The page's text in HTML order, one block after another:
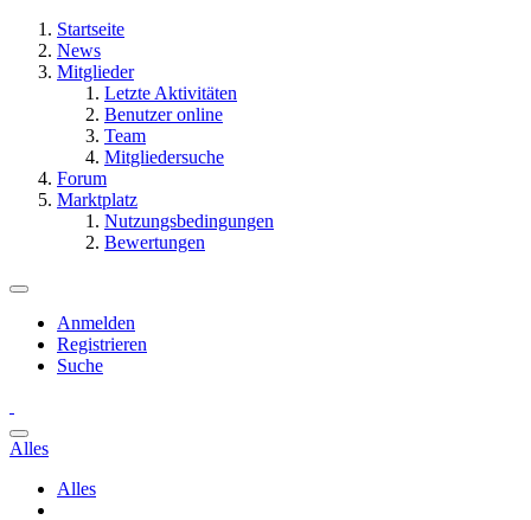
Startseite
News
Mitglieder
Letzte Aktivitäten
Benutzer online
Team
Mitgliedersuche
Forum
Marktplatz
Nutzungsbedingungen
Bewertungen
Anmelden
Registrieren
Suche
Alles
Alles